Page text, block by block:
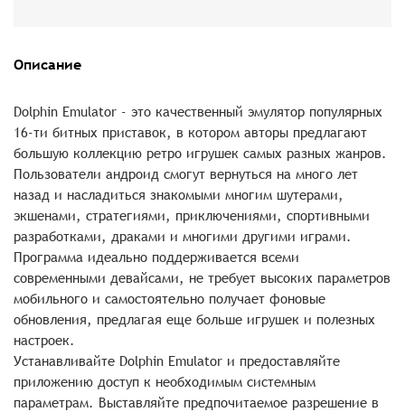
Описание
Dolphin Emulator - это качественный эмулятор популярных
16-ти битных приставок, в котором авторы предлагают
большую коллекцию ретро игрушек самых разных жанров.
Пользователи андроид смогут вернуться на много лет
назад и насладиться знакомыми многим шутерами,
экшенами, стратегиями, приключениями, спортивными
разработками, драками и многими другими играми.
Программа идеально поддерживается всеми
современными девайсами, не требует высоких параметров
мобильного и самостоятельно получает фоновые
обновления, предлагая еще больше игрушек и полезных
настроек.
Устанавливайте Dolphin Emulator и предоставляйте
приложению доступ к необходимым системным
параметрам. Выставляйте предпочитаемое разрешение в